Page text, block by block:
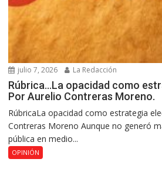
julio 7, 2026 La Redacción
Rúbrica…La opacidad como
Por Aurelio Contreras Moreno.
RúbricaLa opacidad como estrategia
Contreras Moreno Aunque no generó
pública en medio...
OPINIÓN